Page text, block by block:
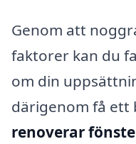
Genom att
faktorer kan du
om din
därigenom få ett
renoverar